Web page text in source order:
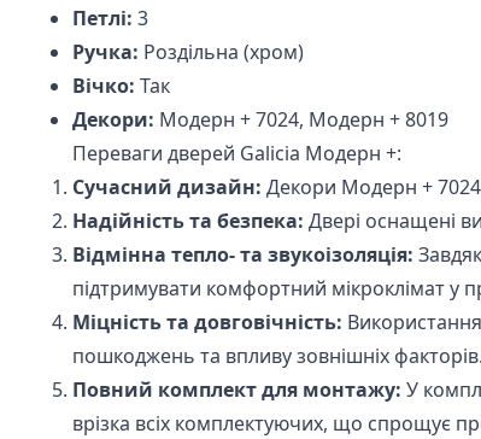
Петлі: 3
Ручка: Роздільна (хром)
Вічко: Так
Декори: Модерн + 7024, Модерн + 8019
Переваги дверей Galicia Модерн +:
Сучасний дизайн: Декори Модерн +
Надійність та безпека: Двері оснащені
Відмінна тепло- та звукоізоляція:
підтримувати комфортний мікроклімат у
Міцність та довговічність:
пошкоджень та впливу зовнішніх факторів.
Повний комплект для монтажу: У
врізка всіх комплектуючих, що спрощує